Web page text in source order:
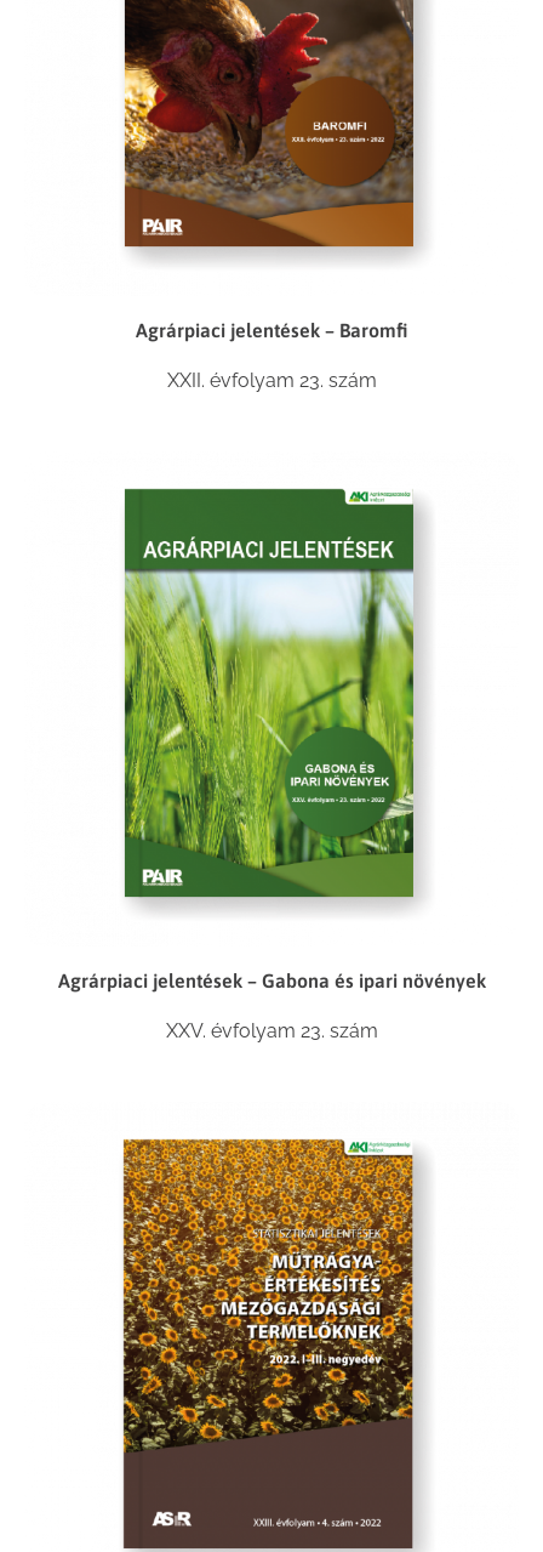
Agrárpiaci jelentések – Baromfi
XXII. évfolyam 23. szám
Agrárpiaci jelentések – Gabona és ipari növények
XXV. évfolyam 23. szám